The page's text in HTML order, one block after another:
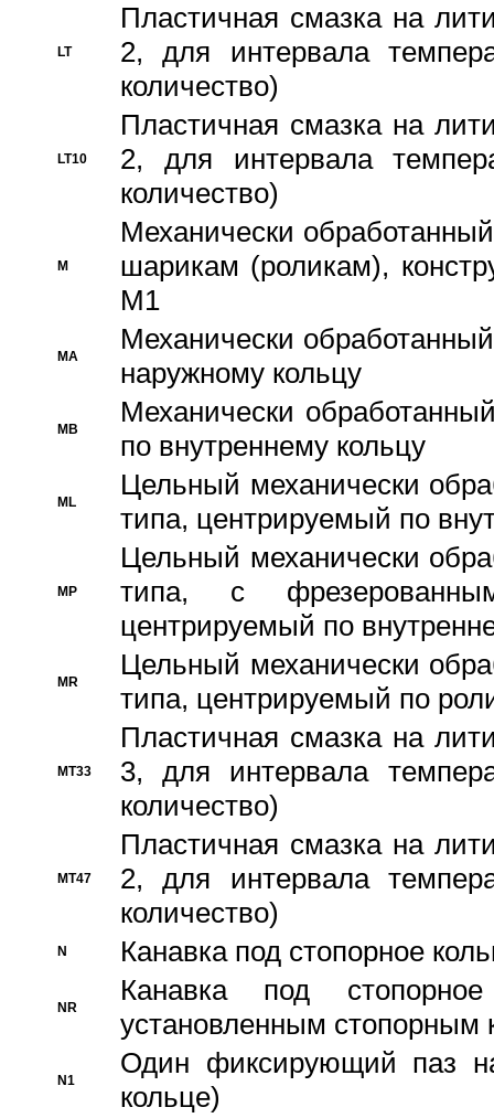
LT
Пластичная смазка на
2, для интервала
количество)
LT10
Пластичная смазка на
2, для интервала
количество)
M
Механически
шарикам (роликам),
M1
MA
Механически
наружному кольцу
MB
Механически
по внутреннему кольцу
ML
Цельный механически
типа, центрируемый по
MP
Цельный механически
типа, с
центрируемый по
MR
Цельный механически
типа, центрируемый по
MT33
Пластичная смазка на
3, для интервала
количество)
MT47
Пластичная смазка на
2, для интервала
количество)
N Канавка под стопорное
NR
Канавка под
установленным стопорным
N1
Один фиксирующий паз
кольце)